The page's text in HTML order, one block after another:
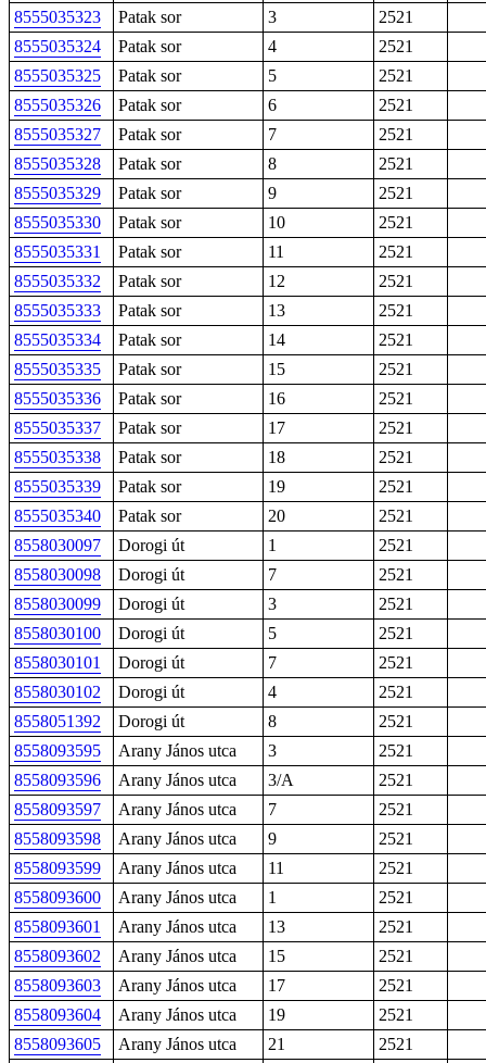
8555035323 Patak sor 3
2521
8555035324
Patak sor 4
2521
8555035325
Patak sor 5
2521
8555035326
Patak sor 6
2521
8555035327
Patak sor 7
2521
8555035328
Patak sor 8
2521
8555035329
Patak sor 9
2521
8555035330
Patak sor 10
2521
8555035331
Patak sor 11
2521
8555035332
Patak sor 12
2521
8555035333
Patak sor 13
2521
8555035334
Patak sor 14
2521
8555035335
Patak sor 15
2521
8555035336
Patak sor 16
2521
8555035337
Patak sor 17
2521
8555035338
Patak sor 18
2521
8555035339
Patak sor 19
2521
8555035340
Patak sor 20
2521
8558030097
Dorogi út 1
2521
8558030098
Dorogi út 7
2521
8558030099
Dorogi út 3
2521
8558030100
Dorogi út 5
2521
8558030101
Dorogi út 7
2521
8558030102
Dorogi út 4
2521
8558051392
Dorogi út 8
2521
8558093595
Arany János utca 3
2521
8558093596
Arany János utca 3/A
2521
8558093597
Arany János utca 7
2521
8558093598
Arany János utca 9
2521
8558093599
Arany János utca 11
2521
8558093600
Arany János utca 1
2521
8558093601
Arany János utca 13
2521
8558093602
Arany János utca 15
2521
8558093603
Arany János utca 17
2521
8558093604
Arany János utca 19
2521
8558093605
Arany János utca 21
2521